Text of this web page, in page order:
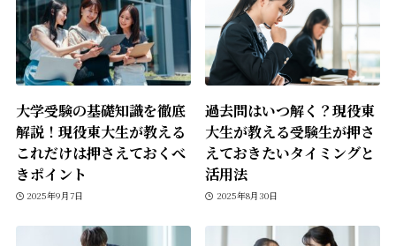
大学受験の基礎知識を徹底
解説！現役東大生が教える
これだけは押さえておくべ
きポイント
2025年9月7日
過去問はいつ解く？現役東
大生が教える受験生が押さ
えておきたいタイミングと
活用法
2025年8月30日